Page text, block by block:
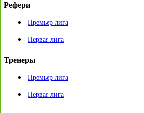
Рефери
Премьер лига
Первая лига
Тренеры
Премьер лига
Первая лига